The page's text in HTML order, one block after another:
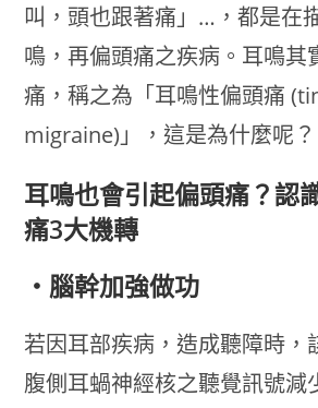
叫，頭也跟著痛」…，都是在
鳴，再偏頭痛之疾病。耳鳴其
痛，稱之為「耳鳴性偏頭痛
migraine)」，這是為什麼呢？
耳鳴也會引起偏頭痛？認
痛3大機轉
・腦幹加強做功
若因耳部疾病，造成聽障時，
腹側耳蝸神經核之聽覺訊號減